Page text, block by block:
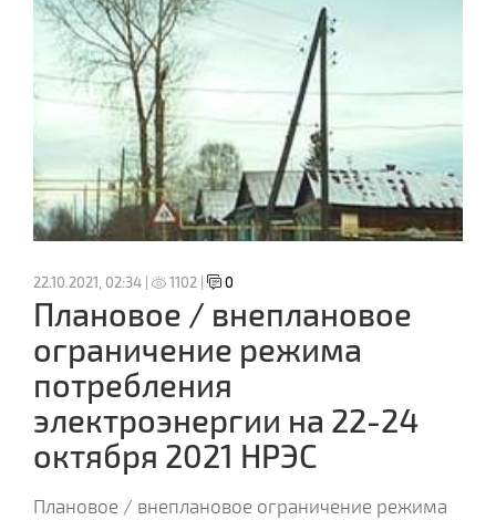
22.10.2021, 02:34 | 1102 | 0
Плановое / внеплановое
ограничение режима
потребления
электроэнергии на 22-24
октября 2021 НРЭС
Плановое / внеплановое ограничение режима